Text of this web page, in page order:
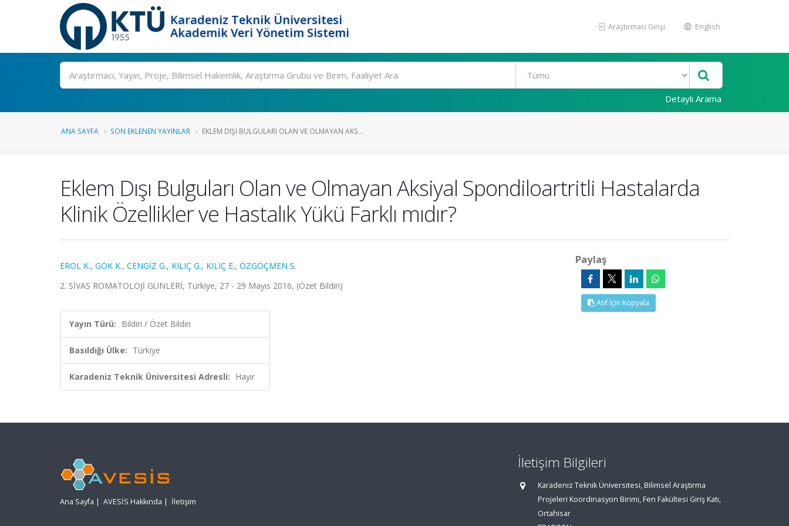
Karadeniz Teknik Üniversitesi
Akademik Veri Yönetim Sistemi
Araştırmacı Girişi English
Ara
Detaylı Arama
ANA SAYFA SON EKLENEN YAYINLAR EKLEM DIŞI BULGULARI OLAN VE OLMAYAN AKS...
Eklem Dışı Bulguları Olan ve Olmayan Aksiyal Spondiloartritli Hastalarda
Klinik Özellikler ve Hastalık Yükü Farklı mıdır?
EROL K., GÖK K., CENGİZ G., KILIÇ G., KILIÇ E., ÖZGÖÇMEN S.
2. SİVAS ROMATOLOJİ GÜNLERİ, Türkiye, 27 - 29 Mayıs 2016, (Özet Bildiri)
Yayın Türü: Bildiri / Özet Bildiri
Basıldığı Ülke: Türkiye
Karadeniz Teknik Üniversitesi Adresli: Hayır
Paylaş
Atıf İçin Kopyala
Ana Sayfa | AVESİS Hakkında | İletişim
İletişim Bilgileri
Karadeniz Teknik Üniversitesi, Bilimsel Araştırma
Projeleri Koordinasyon Birimi, Fen Fakültesi Giriş Katı,
Ortahisar